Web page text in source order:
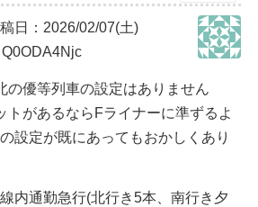
日：2026/02/07(土)
Q0ODA4Njc
の優等列車の設定はありません
トがあるならFライナーに準ずるよ
設定が既にあってもおかしくあり
内通勤急行(北行き5本、南行き夕